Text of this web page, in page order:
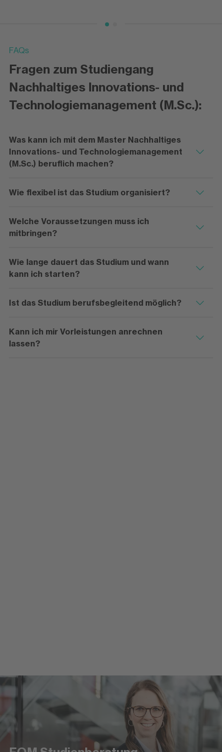
FAQs
Fragen zum Studiengang
Nachhaltiges Innovations- und
Technologiemanagement (M.Sc.):
Was kann ich mit dem Master Nachhaltiges
Innovations- und Technologiemanagement
(M.Sc.) beruflich machen?
Wie flexibel ist das Studium organisiert?
Welche Voraussetzungen muss ich
mitbringen?
Wie lange dauert das Studium und wann
kann ich starten?
Ist das Studium berufsbegleitend möglich?
Kann ich mir Vorleistungen anrechnen
lassen?
Anmeldung zum Studium
Einfach und schnell online anmelden
Zur Online-Anmeldung